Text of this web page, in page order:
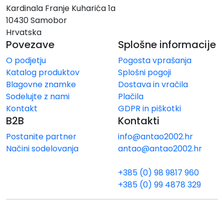
Kardinala Franje Kuharića 1a
10430 Samobor
Hrvatska
Povezave
O podjetju
Katalog produktov
Blagovne znamke
Sodelujte z nami
Kontakt
Splošne informacije
Pogosta vprašanja
Splošni pogoji
Dostava in vračila
Plačila
GDPR in piškotki
B2B
Postanite partner
Načini sodelovanja
Kontakti
info@antao2002.hr
antao@antao2002.hr
+385 (0) 98 9817 960
+385 (0) 99 4878 329